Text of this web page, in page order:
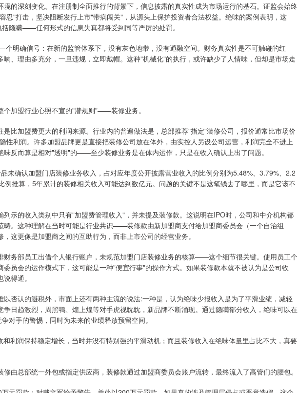
的深刻变化。在注册制全面推行的背景下，信息披露的真实性成为市场运行的基石。证监会始终
忍"打击，坚决阻断发行上市"带病闯关"，从源头上保护投资者合法权益。绝味的案例表明，这
隐瞒——任何形式的信息失真都将受到同等严厉的处罚。
个明确信号：在新的监管体系下，没有灰色地带，没有通融空间。财务真实性是不可触碰的红
、理由多充分，一旦违规，立即戴帽。这种"机械化"的执行，或许缺少了人情味，但却是市场走
个加盟行业心照不宣的"潜规则"——装修业务。
比加盟费更大的利润来源。行业内的普遍做法是，总部推荐"指定"装修公司，报价通常比市场价
性利润。许多加盟品牌更是直接把装修公司放在体外，由实控人另设公司运营，利润完全不进上
味反而算是相对"透明"的——至少装修业务是在体内运作，只是在收入确认上出了问题。
未确认加盟门店装修业务收入，占对应年度公开披露营业收入的比例分别为5.48%、3.79%、2.2
例推算，5年累计的装修相关收入可能达到数亿元。问题的关键不是这笔钱去了哪里，而是它该不
列示的收入类别中只有"加盟费管理收入"，并未提及装修款。这说明在IPO时，公司和中介机构都
畴。这种理解在当时可能是行业共识——装修款由新加盟商支付给加盟商委员会（一个自治组
这更像是加盟商之间的互助行为，而非上市公司的经营业务。
财务部员工出借个人银行账户，未规范加盟门店装修业务的核算——这个细节很关键。使用员工个
委员会的运作模式下，这可能是一种"便宜行事"的操作方式。如果装修款本就不被认为是公司收
得通。
以否认的避税外，市面上还有两种主流的说法:一种是，认为绝味少报收入是为了平滑业绩，减轻
争日趋激烈，周黑鸭、煌上煌等对手虎视眈眈，新品牌不断涌现。通过隐瞒部分收入，绝味可以在
对手的警惕，同时为未来的业绩释放预留空间。
利润保持稳定增长，当时并没有特别强的平滑动机；而且装修收入在绝味体量里占比不大，真要
由总部统一外包或指定供应商，装修款通过加盟商委员会账户流转，最终流入了高管们的腰包。